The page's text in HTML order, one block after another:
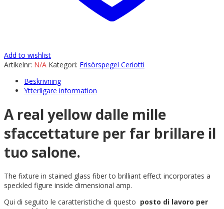
Add to wishlist
Artikelnr: N/A Kategori: Frisörspegel Ceriotti
Beskrivning
Ytterligare information
A real yellow dalle mille
sfaccettature per far brillare il
tuo salone.
The fixture in stained glass fiber to brilliant effect incorporates a
speckled figure inside dimensional amp.
Qui di seguito le caratteristiche di questo posto di lavoro per